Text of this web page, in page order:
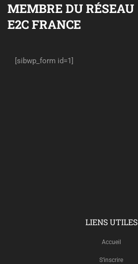
MEMBRE DU RÉSEAU
E2C FRANCE
[sibwp_form id=1]
LIENS UTILES
Accueil
S’inscrire